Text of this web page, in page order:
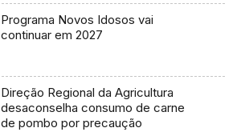
Programa Novos Idosos vai
continuar em 2027
Direção Regional da Agricultura
desaconselha consumo de carne
de pombo por precaução